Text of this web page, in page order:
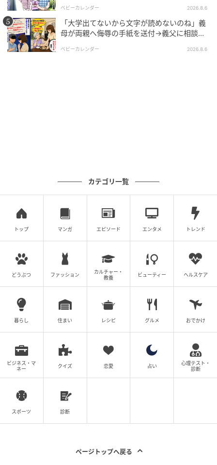
来月。それまでの間、私は実家で過ごすことになりま
した。義母には「しばらく実家に帰省する」とだけ伝
え、荷物を段ボールに詰めて家を出ました。
実家の玄関を開けた瞬間、思わず深く息をつきまし
した。
同居してからというもの、義母は私を家族ではなく
『都合のいい人手』のように扱ってきました。自分の
思い通りに動く相手がいなくなって、腹いせをしたか
っただけなのかもしれません。ただ、文字になった悪
帰らない嫁、そして崩れた言い訳
週末、夫が私の実家へ遊びに来ていました。私の両親
と夫と4人で楽しく談笑していると、義母から何度も電
話がかかってきました。恐る恐る電話に出ると「何度
はん作りなさいよ！ 嫁は姑のお世話係なんだから！」
と言うのです。
を大切にできない母親は、俺の親じゃない」と言い放
ベビーカレンダー 2026.8.6
「大学出てないから文字が読めないのね」義
母が両親へ侮辱の手紙を送付→義父に相談
ベビーカレンダー 2026.8.6
カテゴリ一覧
トップ マンガ エピソード エンタメ トレンド
どうぶつ ファッション
カルチャー・
教養
ビューティー ヘルスケア
暮らし 住まい レシピ グルメ おでかけ
ビジネス・マ
ネー
クイズ 恋愛 占い
心理テスト・
診断
スポーツ 診断
ページトップへ戻る